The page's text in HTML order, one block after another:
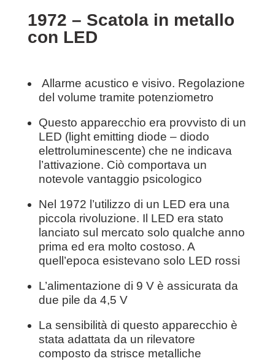
1972 – Scatola in metallo
con LED
Allarme acustico e visivo. Regolazione
del volume tramite potenziometro
Questo apparecchio era provvisto di un
LED (light emitting diode – diodo
elettroluminescente) che ne indicava
l’attivazione. Ciò comportava un
notevole vantaggio psicologico
Nel 1972 l’utilizzo di un LED era una
piccola rivoluzione. Il LED era stato
lanciato sul mercato solo qualche anno
prima ed era molto costoso. A
quell’epoca esistevano solo LED rossi
L’alimentazione di 9 V è assicurata da
due pile da 4,5 V
La sensibilità di questo apparecchio è
stata adattata da un rilevatore
composto da strisce metalliche